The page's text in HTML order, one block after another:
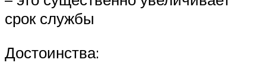
срок службы
Достоинства: